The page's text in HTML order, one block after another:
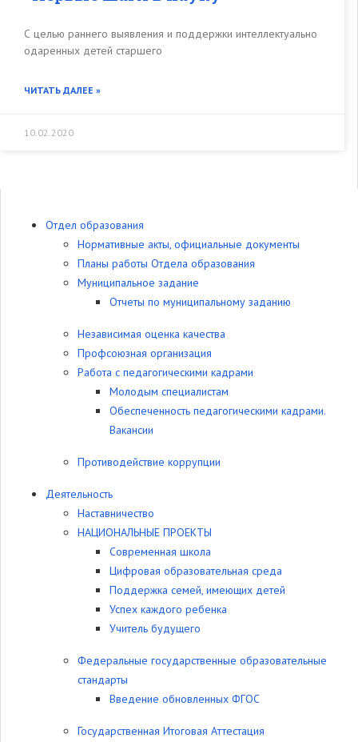
С целью раннего выявления и поддержки интеллектуально
одаренных детей старшего
ЧИТАТЬ ДАЛЕЕ »
10.02.2020
Отдел образования
Нормативные акты, официальные документы
Планы работы Отдела образования
Муниципальное задание
Отчеты по муниципальному заданию
Независимая оценка качества
Профсоюзная организация
Работа с педагогическими кадрами
Молодым специалистам
Обеспеченность педагогическими кадрами.
Вакансии
Противодействие коррупции
Деятельность
Наставничество
НАЦИОНАЛЬНЫЕ ПРОЕКТЫ
Современная школа
Цифровая образовательная среда
Поддержка семей, имеющих детей
Успех каждого ребенка
Учитель будущего
Федеральные государственные образовательные
стандарты
Введение обновленных ФГОС
Государственная Итоговая Аттестация